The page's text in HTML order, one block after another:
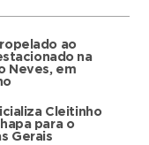
ao
na
Neves, em
Cleitinho
para o
Gerais